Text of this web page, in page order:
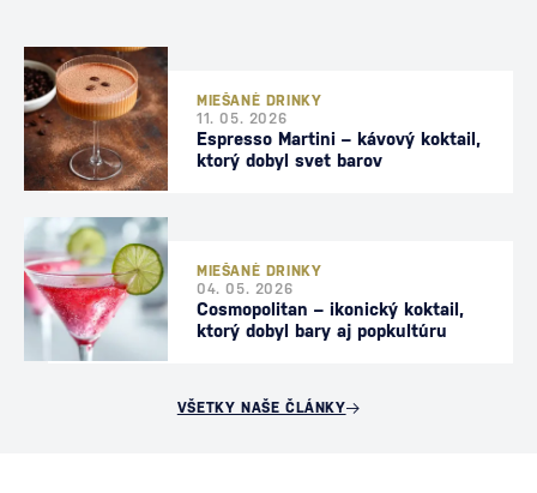
MIEŠANÉ DRINKY
11. 05. 2026
Espresso Martini – kávový koktail,
ktorý dobyl svet barov
MIEŠANÉ DRINKY
04. 05. 2026
Cosmopolitan – ikonický koktail,
ktorý dobyl bary aj popkultúru
VŠETKY NAŠE ČLÁNKY